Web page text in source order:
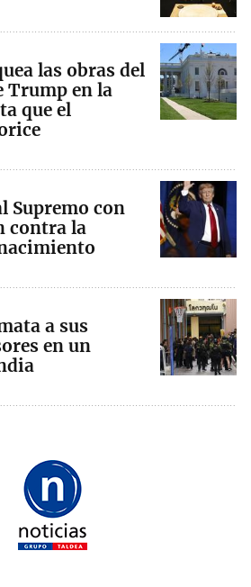
las obras del
Trump en la
que el
Supremo con
contra la
a sus
en un